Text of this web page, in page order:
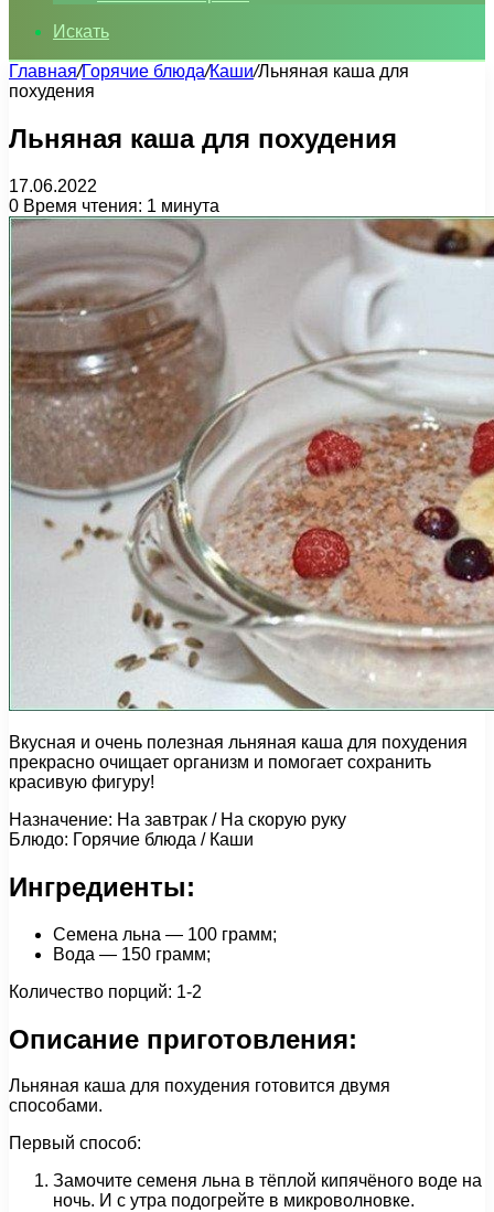
Искать
Главная/Горячие блюда/Каши/Льняная каша для
похудения
Льняная каша для похудения
17.06.2022
0 Время чтения: 1 минута
Вкусная и очень полезная льняная каша для похудения
прекрасно очищает организм и помогает сохранить
красивую фигуру!
Назначение: На завтрак / На скорую руку
Блюдо: Горячие блюда / Каши
Ингредиенты:
Семена льна — 100 грамм;
Вода — 150 грамм;
Количество порций: 1-2
Описание приготовления:
Льняная каша для похудения готовится двумя
способами.
Первый способ:
Замочите семеня льна в тёплой кипячёного воде на
ночь. И с утра подогрейте в микроволновке.